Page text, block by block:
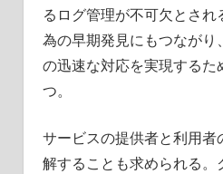
るログ管理が不可欠とさ
為の早期発見にもつなが
の迅速な対応を実現するた
つ。
サービスの提供者と利用者
解することも求められる。